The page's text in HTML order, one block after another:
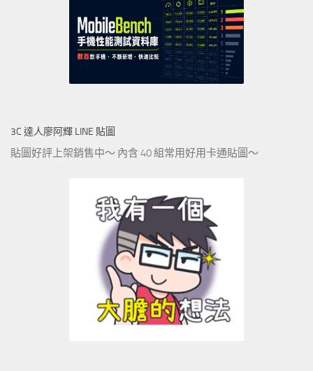
3C 達人廖阿輝 LINE 貼圖
貼圖好評上架銷售中～ 內含 40 組常用好用卡通貼圖～